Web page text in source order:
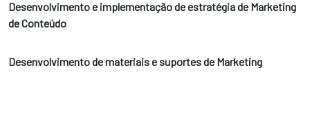
Desenvolvimento e implementação de estratégia de Marketing
de Conteúdo
Desenvolvimento de materiais e suportes de Marketing